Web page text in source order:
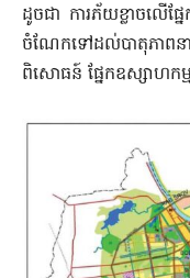
ដូចជា ការភ័យខ្លាចលើផ្ន
ចំណែកទៅដល់បាតុភាពន
ពិសោធន៍ ផ្នែកឧស្សាហក